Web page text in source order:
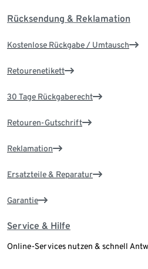
Rücksendung & Reklamation
Kostenlose Rückgabe / Umtausch
Retourenetikett
30 Tage Rückgaberecht
Retouren-Gutschrift
Reklamation
Ersatzteile & Reparatur
Garantie
Service & Hilfe
Online-Services nutzen & schnell